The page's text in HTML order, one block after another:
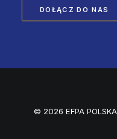
DOŁĄCZ DO NAS
© 2026 EFPA